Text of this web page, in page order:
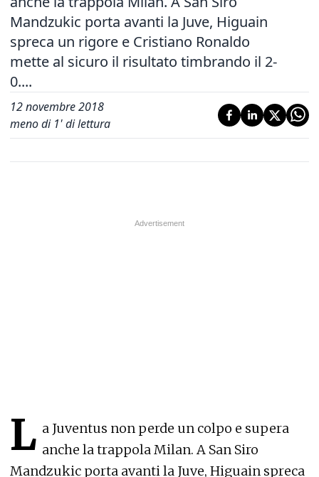
Mandzukic porta avanti la Juve, Higuain
spreca un rigore e Cristiano Ronaldo
mette al sicuro il risultato timbrando il 2-
0....
12 novembre 2018
meno di 1' di lettura
L a Juventus non perde un colpo e supera
anche la trappola Milan. A San Siro
Mandzukic porta avanti la Juve, Higuain spreca